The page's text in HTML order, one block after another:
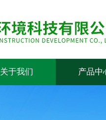
关于我们 产品中